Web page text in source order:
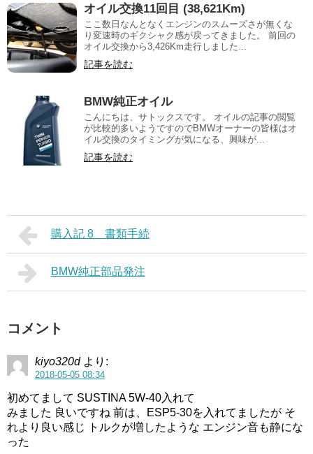
オイル交換11回目 (38,621Km)
ここ数日なんとなくエンジンのスムーズさが無くな
り変速時のギクシャク感が戻ってきました。 前回の
オイル交換から3,426Km走行しました...
記事を読む
BMW純正オイル
こんにちは、サトックスです。 オイルの記事の閲覧
が比較的多いようですのでBMWオーナーの皆様はオ
イル交換のタイミングが気になる、興味が...
記事を読む
購入記 8 書類手続
BMW純正部品発注
コメント
kiyo320d より:
2018-05-05 08:34
初めてまして SUSTINA 5W-40入れて
みました 良いですね 前は、ESP5-30を入れてましたが そ
れより良い感じ トルクが増したような エンジン音も静にな
った